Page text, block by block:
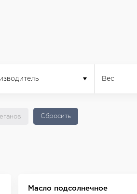
Вес
Сбросить
Масло подсолнечное